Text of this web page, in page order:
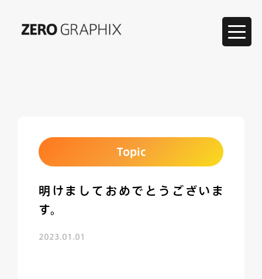
Click
Topic
明けましておめでとうございま
す。
2023.01.01